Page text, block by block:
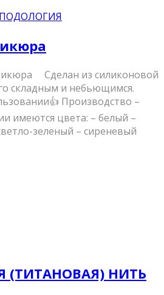
ПОДОЛОГИЯ
⠀ Сделан из силиконовой
складным и небьющимся.
Производство –
имеются цвета: – белый –
зеленый – сиреневый
(ТИТАНОВАЯ) НИТЬ